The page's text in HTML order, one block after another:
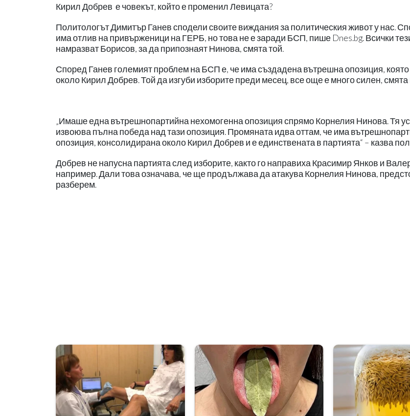
Кирил Добрев е човекът, който е променил Левицата?
Политологът Димитър Ганев сподели своите виждания за политическия живот у нас.
има отлив на привърженици на ГЕРБ, но това не е заради БСП, пише Dnes.bg. Всички
намразват Борисов, за да припознаят Нинова, смята той.
Според Ганев големият проблем на БСП е, че има създадена вътрешна опозиция, която
около Кирил Добрев. Той да изгуби изборите преди месец, все още е много силен, смята
„Имаше една вътрешнопартийна нехомогенна опозиция спрямо Корнелия Нинова. Тя
извоюва пълна победа над тази опозиция. Промяната идва оттам, че има
опозиция, консолидирана около Кирил Добрев и е единствената в партията“ – казва
Добрев не напусна партията след изборите, както го направиха Красимир Янков и
например. Дали това означава, че ще продължава да атакува Корнелия Нинова,
разберем.